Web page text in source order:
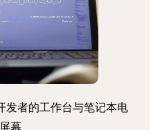
发者的工作台与笔记本电
幕